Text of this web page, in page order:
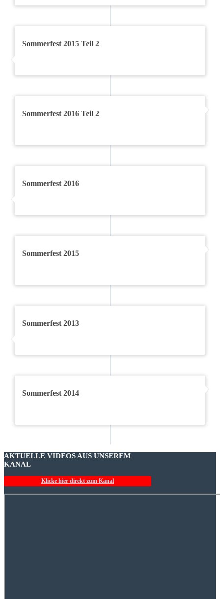
Sommerfest 2015 Teil 2
Sommerfest 2016 Teil 2
Sommerfest 2016
Sommerfest 2015
Sommerfest 2013
Sommerfest 2014
AKTUELLE VIDEOS AUS UNSEREM
KANAL
Klicke hier direkt zum Kanal